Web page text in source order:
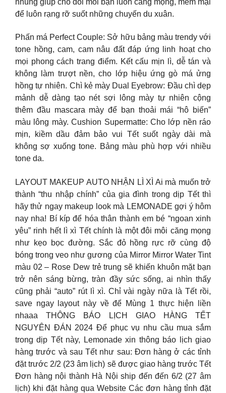
để luôn rạng rỡ suốt những chuyến du xuân.
Phấn má Perfect Couple: Sở hữu bảng màu trendy với
tone hồng, cam, cam nâu đất đáp ứng linh hoạt cho
mọi phong cách trang điểm. Kết cấu mịn lì, dễ tán và
không làm trượt nền, cho lớp hiệu ứng gò má ửng
hồng tự nhiên. Chì kẻ mày Dual Eyebrow: Đầu chì dẹp
mảnh dễ dàng tạo nét sợi lông mày tự nhiên cộng
thêm đầu mascara mày để bạn thoải mái “hô biến”
màu lông mày. Cushion Supermatte: Cho lớp nền ráo
mịn, kiềm dầu đảm bảo vui Tết suốt ngày dài mà
không sợ xuống tone. Bảng màu phù hợp với nhiều
tone da.
LAYOUT MAKEUP AUTO NHẬN LÌ XÌ Ai mà muốn trở
thành “thu nhập chính” của gia đình trong dịp Tết thì
hãy thử ngay makeup look mà LEMONADE gợi ý hôm
nay nha! Bí kíp để hóa thân thành em bé “ngoan xinh
yêu” rinh hết lì xì Tết chính là một đôi môi căng mọng
như kẹo bọc đường. Sắc đỏ hồng rực rỡ cùng độ
bóng trong veo như gương của Mirror Mirror Water Tint
màu 02 – Rose Dew trẻ trung sẽ khiến khuôn mặt bạn
trở nên sáng bừng, tràn đầy sức sống, ai nhìn thấy
cũng phải “auto” rút lì xì. Chỉ vài ngày nữa là Tết rồi,
save ngay layout này về để Mùng 1 thực hiện liền
nhaaa THÔNG BÁO LỊCH GIAO HÀNG TẾT
NGUYÊN ĐÁN 2024 Để phục vụ nhu cầu mua sắm
trong dịp Tết này, Lemonade xin thông báo lịch giao
hàng trước và sau Tết như sau: Đơn hàng ở các tỉnh
đặt trước 2/2 (23 âm lịch) sẽ được giao hàng trước Tết
Đơn hàng nội thành Hà Nội ship đến đến 6/2 (27 âm
lịch) khi đặt hàng qua Website Các đơn hàng tỉnh đặt